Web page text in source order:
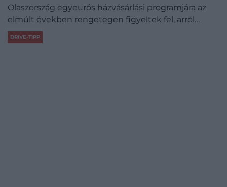
Olaszország egyeurós házvásárlási programjára az
elmúlt években rengetegen figyeltek fel, arról…
DRIVE-TIPP